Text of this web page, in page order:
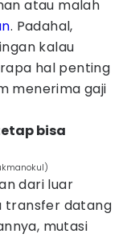
atau malah
. Padahal,
kalau
hal penting
menerima gaji
bisa
dari luar
transfer datang
mutasi